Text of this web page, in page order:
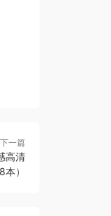
下一篇
高清
）